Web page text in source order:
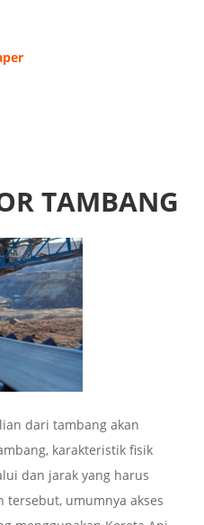
TAMBANG
dari tambang akan
karakteristik fisik
dan jarak yang harus
umumnya akses